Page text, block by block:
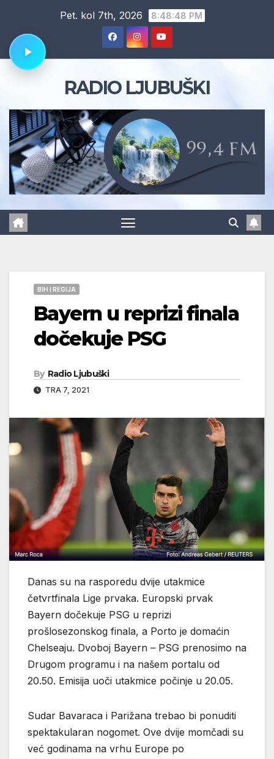
content
Pet. kol 7th, 2026 8:48:49 PM
RADIO LJUBUŠKI
BIH I REGIJA
Bayern u reprizi finala
dočekuje PSG
By Radio Ljubuški
TRA 7, 2021
Danas su na rasporedu dvije utakmice
četvrtfinala Lige prvaka. Europski prvak
Bayern dočekuje PSG u reprizi
prošlosezonskog finala, a Porto je domaćin
Chelseaju. Dvoboj Bayern – PSG prenosimo na
Drugom programu i na našem portalu od
20.50. Emisija uoči utakmice počinje u 20.05.
Sudar Bavaraca i Parižana trebao bi ponuditi
spektakularan nogomet. Ove dvije momčadi su
već godinama na vrhu Europe po